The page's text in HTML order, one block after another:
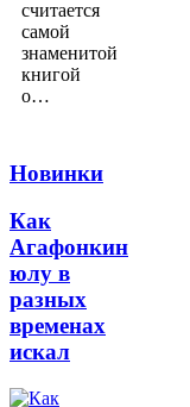
считается
самой
знаменитой
книгой
о…
Новинки
Как
Агафонкин
юлу в
разных
временах
искал